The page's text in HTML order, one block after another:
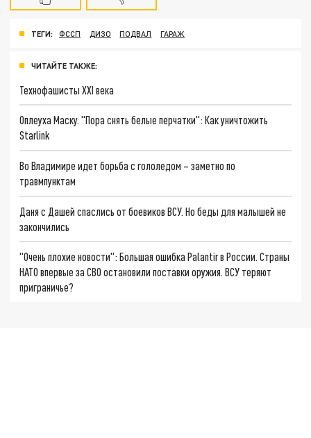
ТЕГИ: ФССП ДИЗО ПОДВАЛ ГАРАЖ
ЧИТАЙТЕ ТАКЖЕ:
Технофашисты XXI века
Оплеуха Маску. "Пора снять белые перчатки": Как уничтожить
Starlink
Во Владимире идет борьба с гололедом – заметно по
травмпунктам
Даня с Дашей спаслись от боевиков ВСУ. Но беды для малышей не
закончились
"Очень плохие новости": Большая ошибка Palantir в России. Страны
НАТО впервые за СВО остановили поставки оружия. ВСУ теряют
приграничье?